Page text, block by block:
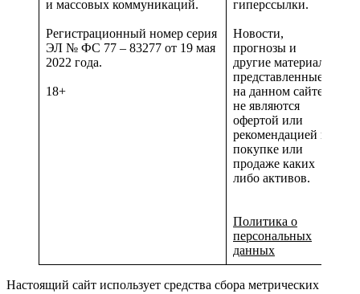
и массовых коммуникаций.
Регистрационный номер серия
ЭЛ № ФС 77 – 83277 от 19 мая
2022 года.
18+
гиперссылки.
Новости,
прогнозы и
другие материалы,
представленные
на данном сайте
не являются
офертой или
рекомендацией к
покупке или
продаже каких
либо активов.
Политика о
персональных
данных
Настоящий сайт использует средства сбора метрических